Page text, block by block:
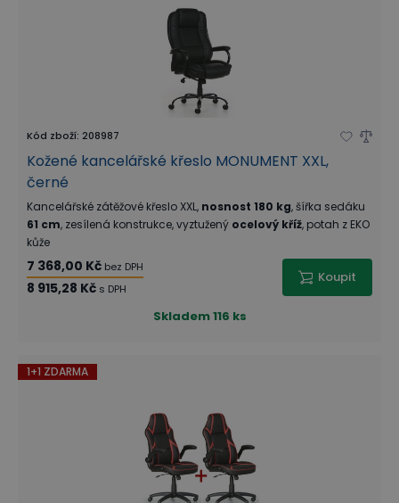
Kód zboží: 208987
Kožené kancelářské křeslo MONUMENT XXL,
černé
Kancelářské zátěžové křeslo XXL, nosnost 180 kg, šířka sedáku
61 cm, zesílená konstrukce, vyztužený ocelový kříž, potah z EKO
kůže
7 368,00 Kč bez DPH
8 915,28 Kč s DPH
Koupit
Skladem116 ks
1+1 ZDARMA